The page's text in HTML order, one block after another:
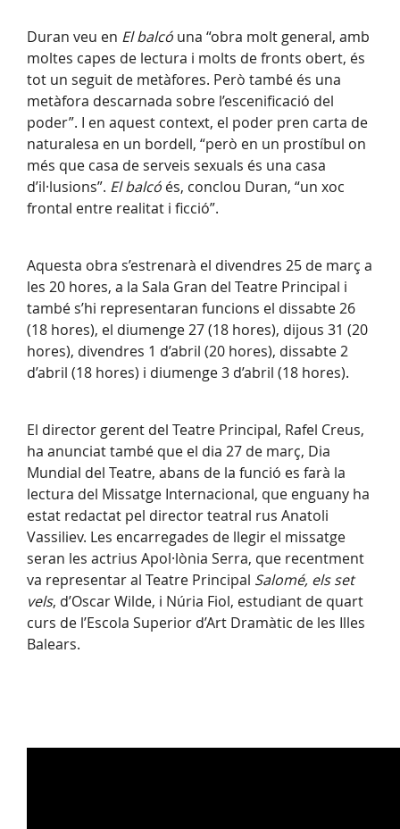
Duran veu en El balcó una “obra molt general, amb
moltes capes de lectura i molts de fronts obert, és
tot un seguit de metàfores. Però també és una
metàfora descarnada sobre l’escenificació del
poder”. I en aquest context, el poder pren carta de
naturalesa en un bordell, “però en un prostíbul on
més que casa de serveis sexuals és una casa
d’il·lusions”. El balcó és, conclou Duran, “un xoc
frontal entre realitat i ficció”.
Aquesta obra s’estrenarà el divendres 25 de març a
les 20 hores, a la Sala Gran del Teatre Principal i
també s’hi representaran funcions el dissabte 26
(18 hores), el diumenge 27 (18 hores), dijous 31 (20
hores), divendres 1 d’abril (20 hores), dissabte 2
d’abril (18 hores) i diumenge 3 d’abril (18 hores).
El director gerent del Teatre Principal, Rafel Creus,
ha anunciat també que el dia 27 de març, Dia
Mundial del Teatre, abans de la funció es farà la
lectura del Missatge Internacional, que enguany ha
estat redactat pel director teatral rus Anatoli
Vassiliev. Les encarregades de llegir el missatge
seran les actrius Apol·lònia Serra, que recentment
va representar al Teatre Principal Salomé, els set
vels, d’Oscar Wilde, i Núria Fiol, estudiant de quart
curs de l’Escola Superior d’Art Dramàtic de les Illes
Balears.